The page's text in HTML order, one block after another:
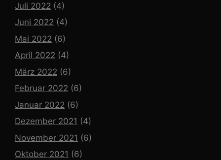
Juli 2022 (4)
Juni 2022 (4)
Mai 2022 (6)
April 2022 (4)
März 2022 (6)
Februar 2022 (6)
Januar 2022 (6)
Dezember 2021 (4)
November 2021 (6)
Oktober 2021 (6)